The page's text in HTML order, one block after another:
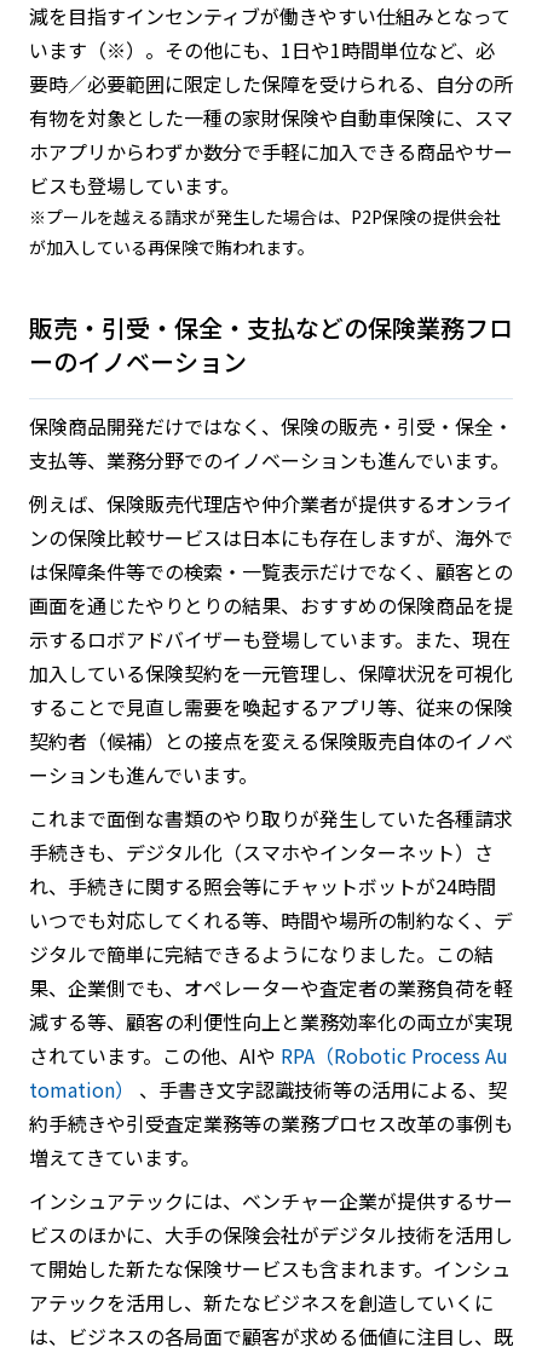
減を目指すインセンティブが働きやすい仕組みとなって
います（※）。その他にも、1日や1時間単位など、必
要時／必要範囲に限定した保障を受けられる、自分の所
有物を対象とした一種の家財保険や自動車保険に、スマ
ホアプリからわずか数分で手軽に加入できる商品やサー
ビスも登場しています。
※プールを越える請求が発生した場合は、P2P保険の提供会社
が加入している再保険で賄われます。
販売・引受・保全・支払などの保険業務フロ
ーのイノベーション
保険商品開発だけではなく、保険の販売・引受・保全・
支払等、業務分野でのイノベーションも進んでいます。
例えば、保険販売代理店や仲介業者が提供するオンライ
ンの保険比較サービスは日本にも存在しますが、海外で
は保障条件等での検索・一覧表示だけでなく、顧客との
画面を通じたやりとりの結果、おすすめの保険商品を提
示するロボアドバイザーも登場しています。また、現在
加入している保険契約を一元管理し、保障状況を可視化
することで見直し需要を喚起するアプリ等、従来の保険
契約者（候補）との接点を変える保険販売自体のイノベ
ーションも進んでいます。
これまで面倒な書類のやり取りが発生していた各種請求
手続きも、デジタル化（スマホやインターネット）さ
れ、手続きに関する照会等にチャットボットが24時間
いつでも対応してくれる等、時間や場所の制約なく、デ
ジタルで簡単に完結できるようになりました。この結
果、企業側でも、オペレーターや査定者の業務負荷を軽
減する等、顧客の利便性向上と業務効率化の両立が実現
されています。この他、AIや RPA（Robotic Process Au
tomation） 、手書き文字認識技術等の活用による、契
約手続きや引受査定業務等の業務プロセス改革の事例も
増えてきています。
インシュアテックには、ベンチャー企業が提供するサー
ビスのほかに、大手の保険会社がデジタル技術を活用し
て開始した新たな保険サービスも含まれます。インシュ
アテックを活用し、新たなビジネスを創造していくに
は、ビジネスの各局面で顧客が求める価値に注目し、既